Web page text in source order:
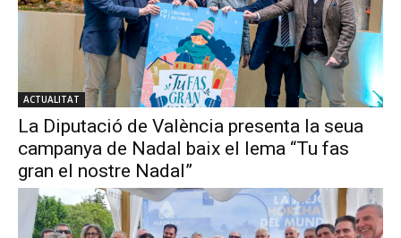
ACTUALITAT
La Diputació de València presenta la seua
campanya de Nadal baix el lema “Tu fas
gran el nostre Nadal”